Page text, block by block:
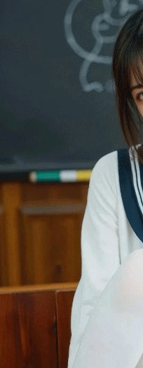
最热 添加
都市
2025
全部 大陆 香港